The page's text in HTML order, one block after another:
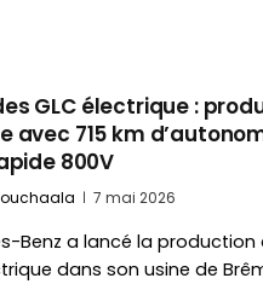
GLC électrique :
avec 715 km
800V
7 mai 2026
Benz a lancé la
dans son usine de